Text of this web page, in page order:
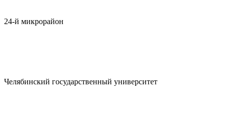
24-й микрорайон
Челябинский государственный университет